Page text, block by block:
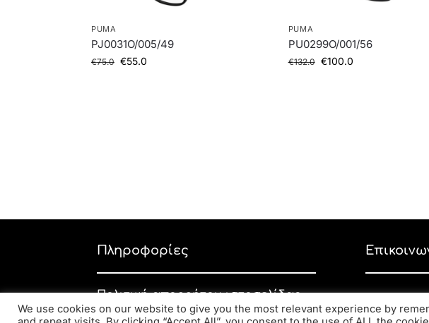
PUMA
PJ0031O/005/49
€75.0 €55.0
PUMA
PU0299O/001/56
€132.0 €100.0
Πληροφορίες
Πολιτική απορρήτου ιστοσελίδας
Εταιρική πολιτική απορρήτου
Ανδρέα
Κορδελιό
We use cookies on our website to give you the most relevant experience by